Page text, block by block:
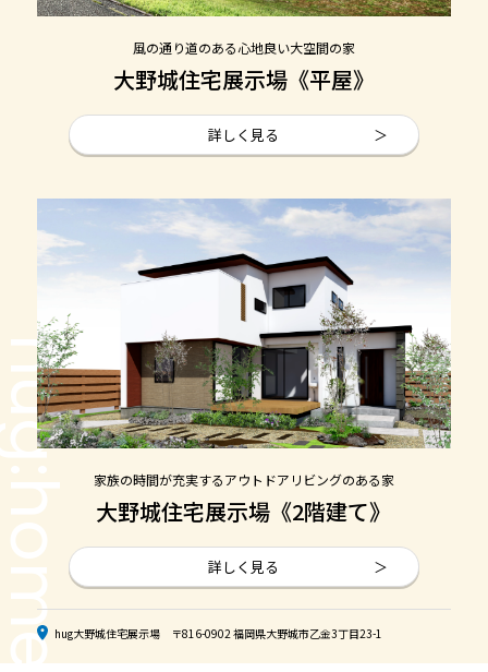
風の通り道のある心地良い大空間の家
大野城住宅展示場《平屋》
詳しく見る
家族の時間が充実するアウトドアリビングのある家
大野城住宅展示場《2階建て》
詳しく見る
hug大野城住宅展示場 〒816-0902 福岡県大野城市乙金3丁目23-1